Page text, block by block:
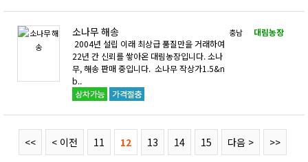
소나무 해송
2004년 설립 이래 최상급 품질만을 거래하여
22년 간 신뢰를 쌓아온 대림농장입니다. 소나
무, 해송 판매 중입니다. 소나무 작상가1.5&n
b..
충남 대림농장
<< < 이전 11 12 13 14 15 다음 > >>